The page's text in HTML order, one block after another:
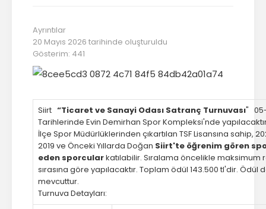
İletişim
Ayrıntılar
20 Mayıs 2026 tarihinde oluşturuldu
Gösterim: 441
Siirt “Ticaret ve Sanayi Odası Satranç Turnuvası"
Tarihlerinde Evin Demirhan Spor Kompleksi'nde
İlçe Spor Müdürlüklerinden çıkartılan TSF Lisansına sahip,
2019 ve Önceki Yıllarda Doğan Siirt'te öğrenim gören
eden sporcularkatılabilir. Sıralama öncelikle maksimum
sırasına göre yapılacaktır. Toplam ödül 143.500 tl'dir. Ödül
mevcuttur.
Turnuva Detayları: